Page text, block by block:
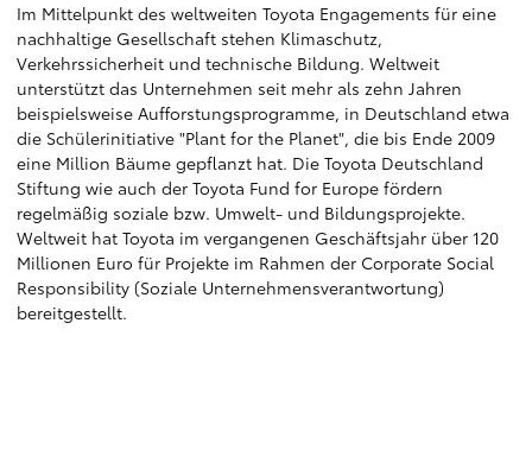
Im Mittelpunkt des weltweiten Toyota Engagements für eine
nachhaltige Gesellschaft stehen Klimaschutz,
Verkehrssicherheit und technische Bildung. Weltweit
unterstützt das Unternehmen seit mehr als zehn Jahren
beispielsweise Aufforstungsprogramme, in Deutschland etwa
die Schülerinitiative "Plant for the Planet", die bis Ende 2009
eine Million Bäume gepflanzt hat. Die Toyota Deutschland
Stiftung wie auch der Toyota Fund for Europe fördern
regelmäßig soziale bzw. Umwelt- und Bildungsprojekte.
Weltweit hat Toyota im vergangenen Geschäftsjahr über 120
Millionen Euro für Projekte im Rahmen der Corporate Social
Responsibility (Soziale Unternehmensverantwortung)
bereitgestellt.